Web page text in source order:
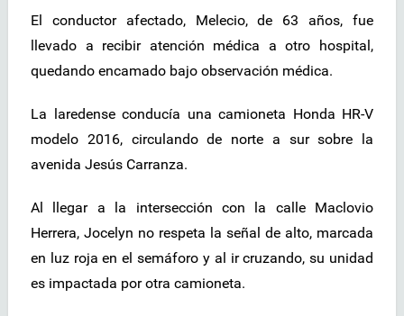
El conductor afectado, Melecio, de 63 años, fue
llevado a recibir atención médica a otro hospital,
quedando encamado bajo observación médica.
La laredense conducía una camioneta Honda HR-V
modelo 2016, circulando de norte a sur sobre la
avenida Jesús Carranza.
Al llegar a la intersección con la calle Maclovio
Herrera, Jocelyn no respeta la señal de alto, marcada
en luz roja en el semáforo y al ir cruzando, su unidad
es impactada por otra camioneta.